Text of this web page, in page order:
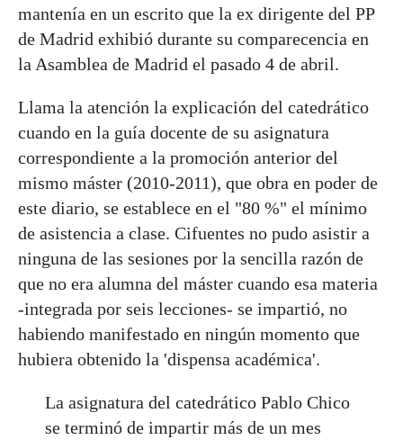
mantenía en un escrito que la ex dirigente del PP
de Madrid exhibió durante su comparecencia en
la Asamblea de Madrid el pasado 4 de abril.
Llama la atención la explicación del catedrático
cuando en la guía docente de su asignatura
correspondiente a la promoción anterior del
mismo máster (2010-2011), que obra en poder de
este diario, se establece en el "80 %" el mínimo
de asistencia a clase. Cifuentes no pudo asistir a
ninguna de las sesiones por la sencilla razón de
que no era alumna del máster cuando esa materia
-integrada por seis lecciones- se impartió, no
habiendo manifestado en ningún momento que
hubiera obtenido la 'dispensa académica'.
La asignatura del catedrático Pablo Chico
se terminó de impartir más de un mes